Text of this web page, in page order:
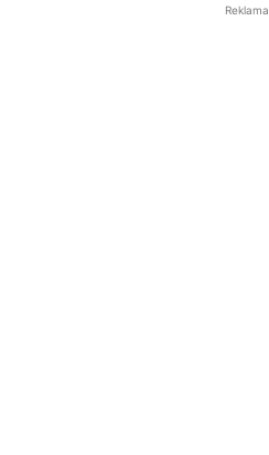
Reklama